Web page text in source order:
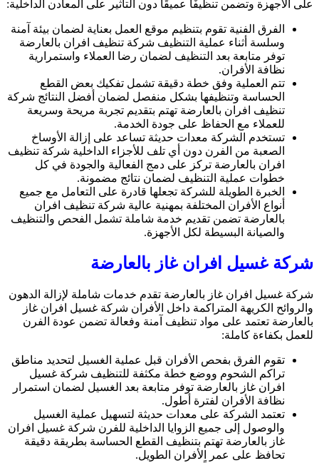
على الأجهزة وتضمن تنظيفًا عميقًا دون التأثير على المعادن الداخلية:
الفرق الفنية تقوم بتنظيم موقع العمل بعناية لضمان بيئة آمنة
وسلسة أثناء عملية التنظيف شركة تنظيف افران بالعارضة
توفر متابعة بعد التنظيف لضمان رضا العملاء واستمرارية
نظافة الأفران.
تتم العملية وفق خطة دقيقة تشمل تفكيك بعض القطع
الحساسة وتنظيفها بشكل منفصل لضمان أفضل النتائج شركة
تنظيف افران بالعارضة تهتم بتقديم تجربة مريحة وسريعة
للعملاء مع الحفاظ على جودة الخدمة.
تستخدم الشركة معدات حديثة تساعد على إزالة الأوساخ
الصعبة من الفرن دون أي تلف للأجزاء الداخلية شركة تنظيف
افران بالعارضة تركز على دمج الفعالية والجودة في كل
خطوات عملية التنظيف لضمان نتائج مضمونة.
الخبرة الطويلة للشركة تجعلها قادرة على التعامل مع جميع
أنواع الأفران المختلفة بمهنية عالية شركة تنظيف افران
بالعارضة تضمن تقديم خدمة شاملة تشمل الفحص والتنظيف
والصيانة البسيطة لكل الأجهزة.
شركة غسيل افران غاز بالعارضة
شركة غسيل افران غاز بالعارضة تقدم خدمات شاملة لإزالة الدهون
والروائح الكريهة المتراكمة داخل الأفران شركة غسيل افران غاز
بالعارضة تعتمد على مواد تنظيف آمنة وفعالة تضمن عودة الفرن
للعمل بكفاءة كاملة:
تقوم الفرق بفحص الأفران قبل عملية الغسيل لتحديد مناطق
تراكم الشحوم ووضع خطة مكثفة للتنظيف شركة غسيل
افران غاز بالعارضة توفر متابعة بعد الغسيل لضمان استمرار
نظافة الأفران لفترة أطول.
تعتمد الشركة على معدات حديثة لتسهيل عملية الغسيل
والوصول إلى جميع الزوايا الداخلية للفرن شركة غسيل افران
غاز بالعارضة تهتم بتنظيف القطع الحساسة بطريقة دقيقة
تحافظ على عمر الأفران الطويل.